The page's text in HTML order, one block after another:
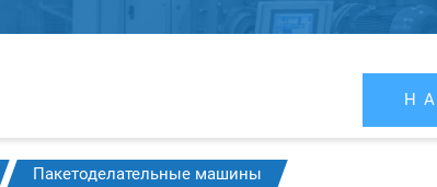
Пакетоделательные машины